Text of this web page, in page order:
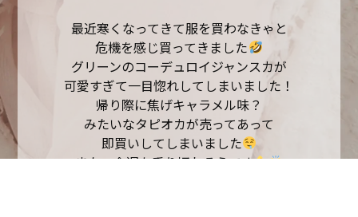
最近寒くなってきて服を買わなきゃと
危機を感じ買ってきました
グリーンのコーデュロイジャンスカが
可愛すぎて一目惚れしてしまいました！
帰り際に焦げキャラメル味？
みたいなタピオカが売ってあって
即買いしてしまいました
また、今週も乗り切れそうです